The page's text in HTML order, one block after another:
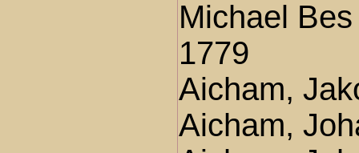
Michael
1779
Aicham,
Aicham,